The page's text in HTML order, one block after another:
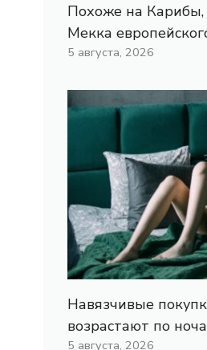
Похоже на Карибы,
Мекка
5 августа, 2026
Навязчивые
возрастают по
5 августа, 2026